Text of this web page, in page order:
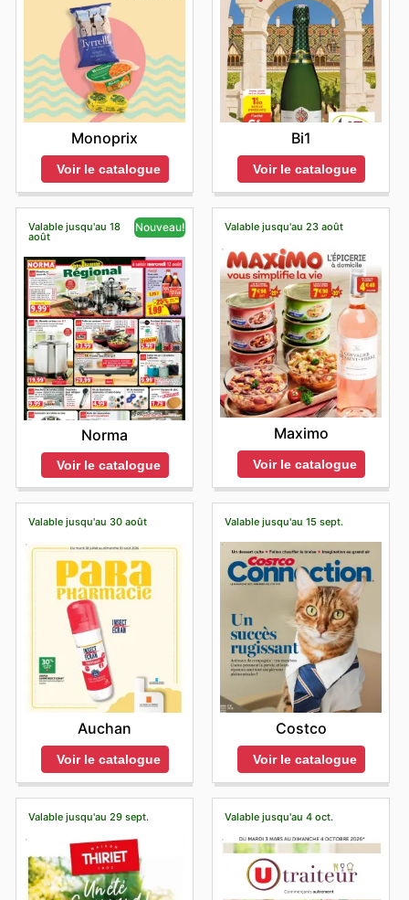
Monoprix
Voir le catalogue
Bi1
Voir le catalogue
Valable jusqu'au 18
août
Nouveau!
Norma
Voir le catalogue
Valable jusqu'au 23 août
Maximo
Voir le catalogue
Valable jusqu'au 30 août
Auchan
Voir le catalogue
Valable jusqu'au 15 sept.
Costco
Voir le catalogue
Valable jusqu'au 29 sept. Valable jusqu'au 4 oct.